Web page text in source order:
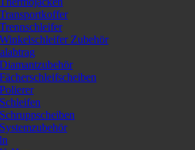
Transportkoffer
Trennschleifer
Winkelschleifer Zubehör
Diamantzubehör
Fächerschleifscheiben
Polierer
Schleifen
Schruppscheiben
Systemzubehör